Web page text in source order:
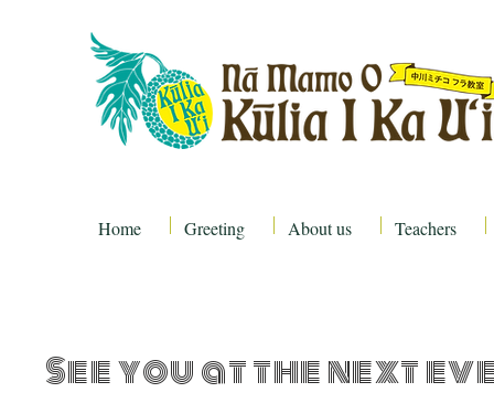
Home Greeting About us Teachers
See you at the next